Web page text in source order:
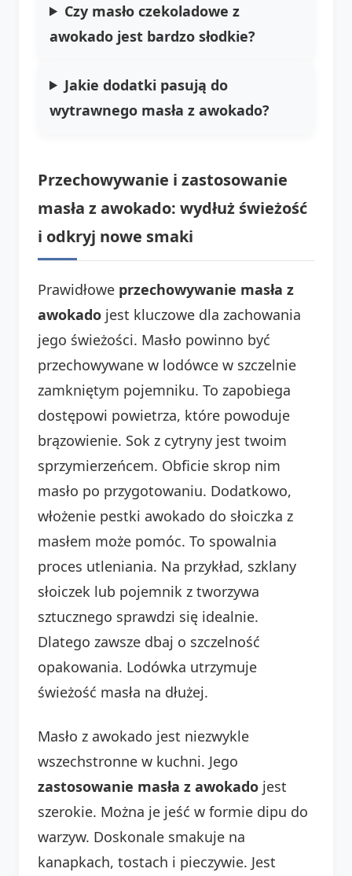
Czy masło czekoladowe z
awokado jest bardzo słodkie?
Jakie dodatki pasują do
wytrawnego masła z awokado?
Przechowywanie i zastosowanie
masła z awokado: wydłuż świeżość
i odkryj nowe smaki
Prawidłowe przechowywanie masła z
awokado jest kluczowe dla zachowania
jego świeżości. Masło powinno być
przechowywane w lodówce w szczelnie
zamkniętym pojemniku. To zapobiega
dostępowi powietrza, które powoduje
brązowienie. Sok z cytryny jest twoim
sprzymierzeńcem. Obficie skrop nim
masło po przygotowaniu. Dodatkowo,
włożenie pestki awokado do słoiczka z
masłem może pomóc. To spowalnia
proces utleniania. Na przykład, szklany
słoiczek lub pojemnik z tworzywa
sztucznego sprawdzi się idealnie.
Dlatego zawsze dbaj o szczelność
opakowania. Lodówka utrzymuje
świeżość masła na dłużej.
Masło z awokado jest niezwykle
wszechstronne w kuchni. Jego
zastosowanie masła z awokado jest
szerokie. Można je jeść w formie dipu do
warzyw. Doskonale smakuje na
kanapkach, tostach i pieczywie. Jest